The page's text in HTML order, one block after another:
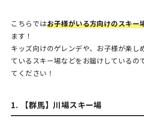
こちらではお子様がいる方向けのスキー
ます！
キッズ向けのゲレンデや、お子様が楽し
ているスキー場などをお届けしているの
てください！
1. 【群馬】川場スキー場